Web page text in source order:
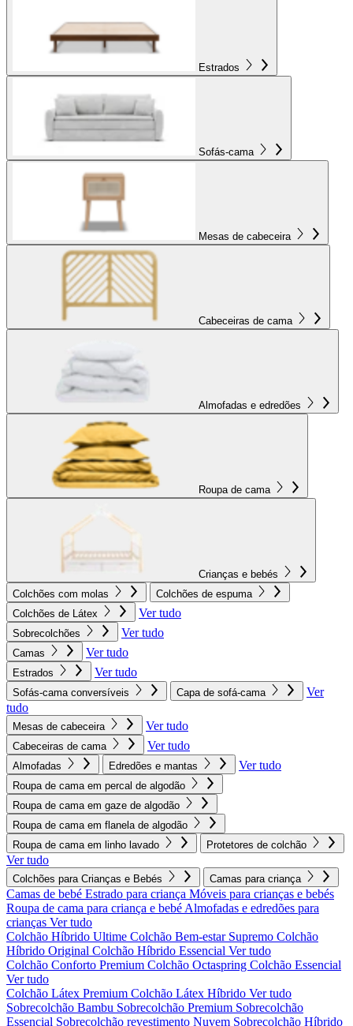
Estrados
Sofás-cama
Mesas de cabeceira
Cabeceiras de cama
Almofadas e edredões
Roupa de cama
Crianças e bebés
Colchões com molas
Colchões de espuma
Colchões de Látex
Ver tudo
Sobrecolchões Ver tudo
Camas Ver tudo
Estrados Ver tudo
Sofás-cama conversíveis Capa de sofá-cama
Ver
tudo
Mesas de cabeceira Ver tudo
Cabeceiras de cama Ver tudo
Almofadas Edredões e mantas Ver tudo
Roupa de cama em percal de algodão
Roupa de cama em gaze de algodão
Roupa de cama em flanela de algodão
Roupa de cama em linho lavado
Protetores de colchão
Ver tudo
Colchões para Crianças e Bebés Camas para criança
Camas de bebé Estrado para criança Móveis para crianças e bebés
Roupa de cama para criança e bebé Almofadas e edredões para
crianças Ver tudo
Colchão Híbrido Ultime Colchão Bem-estar Supremo Colchão
Híbrido Original Colchão Híbrido Essencial Ver tudo
Colchão Conforto Premium Colchão Octaspring Colchão Essencial
Ver tudo
Colchão Látex Premium Colchão Látex Híbrido Ver tudo
Sobrecolchão Bambu Sobrecolchão Premium Sobrecolchão
Essencial Sobrecolchão revestimento Nuvem Sobrecolchão Híbrido